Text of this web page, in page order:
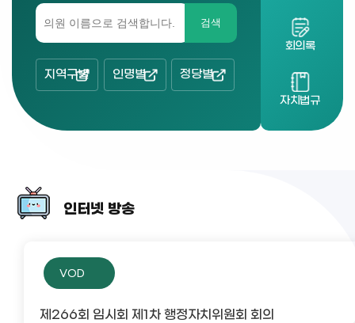
검색
지역구별 인명별 정당별
회의록
자치법규
인터넷 방송
VOD
제266회 임시회 제1차 행정자치위원회 회의